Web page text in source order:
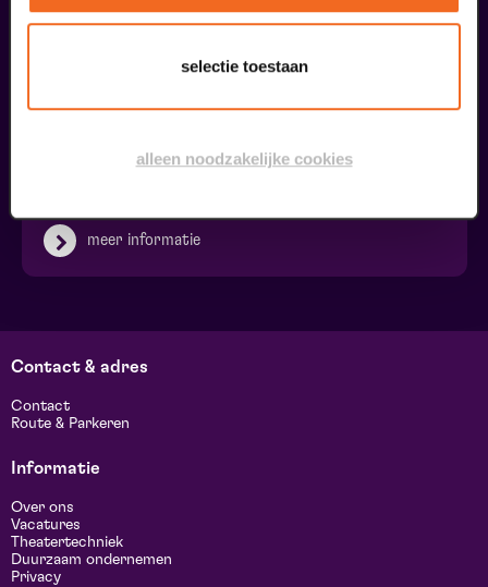
selectie toestaan
alleen noodzakelijke cookies
meer informatie
Contact & adres
Contact
Route & Parkeren
Informatie
Over ons
Vacatures
Theatertechniek
Duurzaam ondernemen
Privacy